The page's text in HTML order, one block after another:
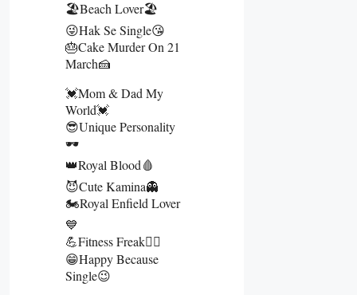
🏖️Beach Lover🏖️
😜Hak Se Single😘
🎂Cake Murder On 21
March🍰
💓Mom & Dad My
World💓
😎Unique Personality
🕶️
👑Royal Blood🩸
😈Cute Kamina👻
🏍️Royal Enfield Lover
💙
💪Fitness Freak🏋️‍♂️
😁Happy Because
Single😉